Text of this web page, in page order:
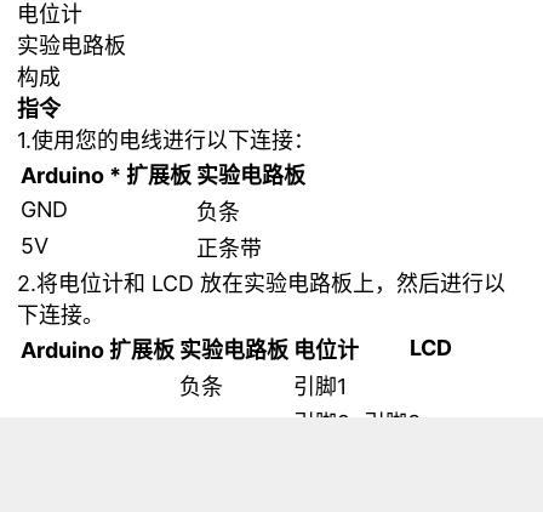
电位计
实验电路板
构成
指令
1.使用您的电线进行以下连接：
Arduino * 扩展板 实验电路板
GND
负条
5V
正条带
2.将电位计和 LCD 放在实验电路板上，然后进行以
下连接。
Arduino 扩展板 实验电路板 电位计
LCD
负条
引脚1
引脚2
引脚3